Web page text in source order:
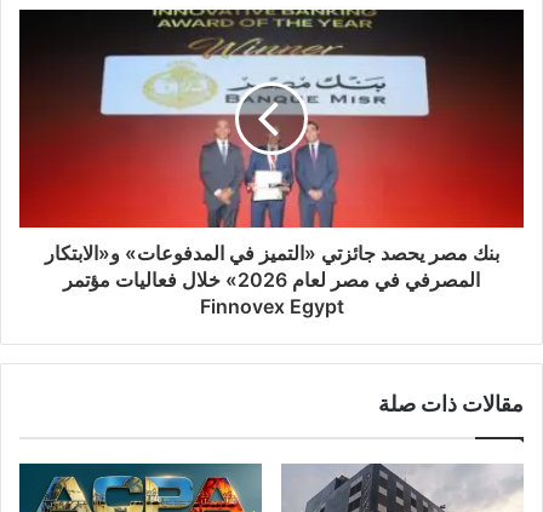
بنك مصر يحصد جائزتي «التميز في المدفوعات» و«الابتكار
المصرفي في مصر لعام 2026» خلال فعاليات مؤتمر
Finnovex Egypt
مقالات ذات صلة